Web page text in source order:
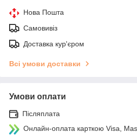
Нова Пошта
Самовивіз
Доставка кур'єром
Всі умови доставки
Умови оплати
Післяплата
Онлайн-оплата карткою Visa,